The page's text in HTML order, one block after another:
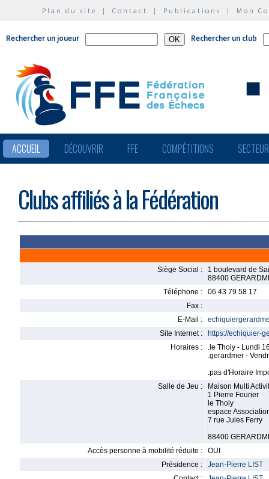
Plan du site | Contact | Publications | Mon
Rechercher un joueur Rechercher un club
ACCUEIL DÉCOUVRIR FFE COMPÉTITIONS
Clubs affiliés à la Fédération
Siège Social :
1 boulevard de
88400
Téléphone :
06 43 79 58 17
Fax :
E-Mail :
Site Internet :
https://echiquier-
Horaires :
.le Tholy - Lundi
.gerardmer -
.pas d'Horaire
Salle de Jeu :
Maison Multi
1 Pierre Fourier
le Tholy
espace
7 rue Jules Ferry
88400
Accès personne à mobilité réduite :
OUI
Présidence :
Jean-Pierre LIST